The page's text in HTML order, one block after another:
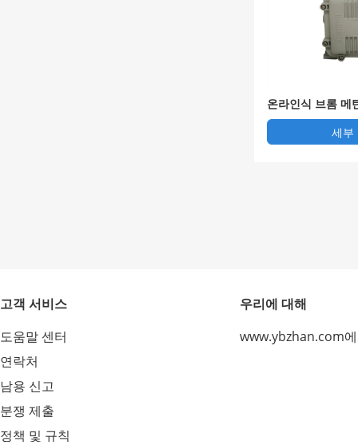
온라인식 브롬 메
세부
고객 서비스
도움말 센터
연락처
남용 신고
분쟁 제출
정책 및 규칙
우리에 대해
www.ybzhan.com